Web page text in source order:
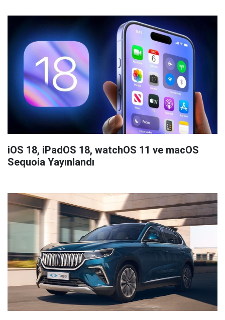
iOS 18, iPadOS 18, watchOS 11 ve macOS
Sequoia Yayınlandı